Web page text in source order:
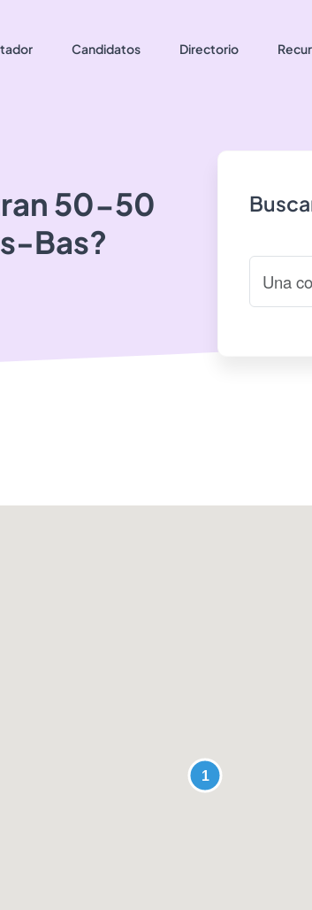
Candidatos Directorio
50-50
Bas?